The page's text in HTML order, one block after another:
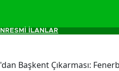
RESMİ İLANLAR
Başkent Çıkarması: